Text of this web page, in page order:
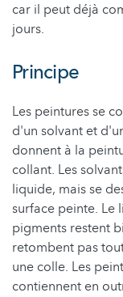
car il peut déjà
jours.
Principe
Les peintures se
d'un solvant et
donnent à la
collant. Les
liquide, mais se
surface peinte. Le
pigments restent
retombent pas
une colle. Les
contiennent en